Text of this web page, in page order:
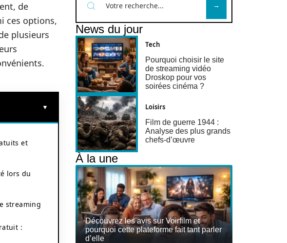
de
ces options,
plusieurs
et
lors du
streaming
:
News du jour
Tech
Pourquoi choisir le site
de streaming vidéo
Droskop pour vos
soirées cinéma ?
Loisirs
Film de guerre 1944 :
Analyse des plus grands
chefs-d’œuvre
À la une
Découvrez les avis sur Voirfilm et
pourquoi cette plateforme fait tant parler
d’elle